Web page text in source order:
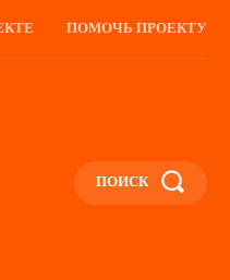
ПОМОЧЬ ПРОЕКТУ
ПОИСК